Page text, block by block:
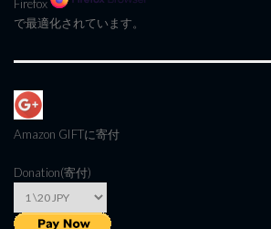
Firefox
で最適化されています。
Amazon GIFTに寄付
Donation(寄付)